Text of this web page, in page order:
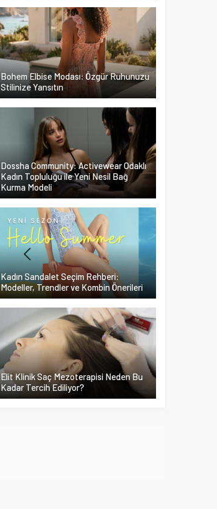
Bohem Elbise Modası: Özgür Ruhunuzu
Stilinize Yansıtın
Dossha Community: Activewear Odaklı
Kadın Topluluğu ile Yeni Nesil Bağ
Kurma Modeli
Kadın Sandalet Seçim Rehberi:
Modeller, Trendler ve Kombin Önerileri
Elit Klinik Saç Mezoterapisi Neden Bu
Kadar Tercih Ediliyor?